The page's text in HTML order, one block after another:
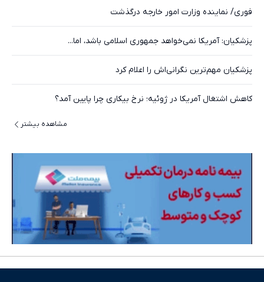
فوری/ نماینده وزارت امور خارجه درگذشت
پزشکیان: آمریکا نمی‌خواهد جمهوری اسلامی باشد، اما...
پزشکیان مهم‌ترین نگرانی‌اش را اعلام کرد
کاهش اشتغال آمریکا در ژوئیه؛ نرخ بیکاری چرا پایین آمد؟
مشاهده بیشتر